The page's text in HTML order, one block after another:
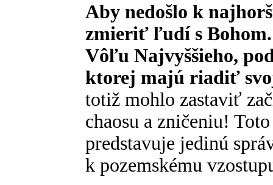
Aby nedošlo k
zmieriť ľudí s
Vôľu Najvyššieho,
ktorej majú riadiť
totiž mohlo zastaviť
chaosu a zničeniu!
predstavuje jedinú
k pozemskému